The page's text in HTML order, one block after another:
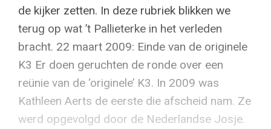
de kijker zetten. In deze rubriek blikken we
terug op wat ’t Pallieterke in het verleden
bracht. 22 maart 2009: Einde van de originele
K3 Er doen geruchten de ronde over een
reünie van de ‘originele’ K3. In 2009 was
Kathleen Aerts de eerste die afscheid nam. Ze
werd opgevolgd door de Nederlandse Josje.